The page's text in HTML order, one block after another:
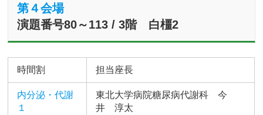
第４会場
演題番号80～113 / 3階 白橿2
時間割 担当座長
内分泌・代謝
１
東北大学病院糖尿病代謝科 今
井 淳太